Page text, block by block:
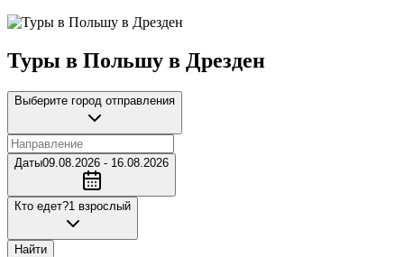
Туры в Польшу в Дрезден
Выберите город отправления
Даты09.08.2026 - 16.08.2026
Кто едет?1 взрослый
Найти